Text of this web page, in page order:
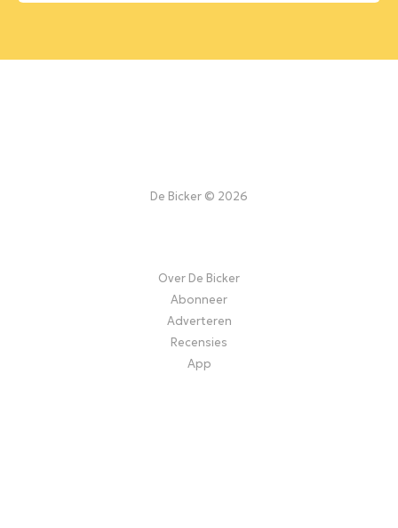
De Bicker © 2026
Over De Bicker
Abonneer
Adverteren
Recensies
App